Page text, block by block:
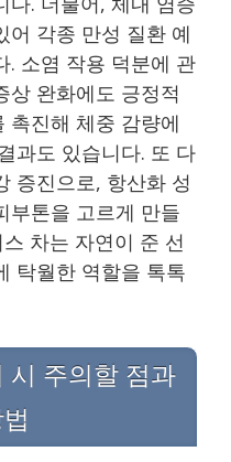
어 각종 만성 질환 예
. 소염 작용 덕분에 관
상 완화에도 긍정적
촉진해 체중 감량에
과도 있습니다. 또 다
증진으로, 항산화 성
부톤을 고르게 만들
차는 자연이 준 선
탁월한 역할을 톡톡
시 주의할 점과